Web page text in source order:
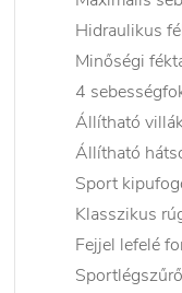
Hidraulikus
Minőségi
4
Állítható
Állítható
Sport
Klasszikus
Fejjel lefelé
Sportlégszűrő